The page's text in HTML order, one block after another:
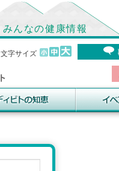
みんなの健康情報
文字サイズ